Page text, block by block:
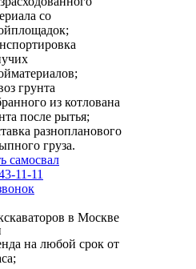
со
грунта
из котлована
после рытья;
разнопланового
груза.
самосвал
11-11
в Москве
на любой срок от